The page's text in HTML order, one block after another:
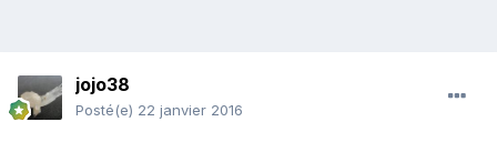
jojo38
Posté(e) 22 janvier 2016